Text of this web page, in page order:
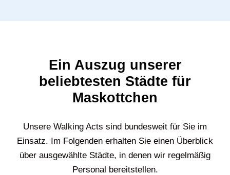
Ein Auszug unserer
beliebtesten Städte für
Maskottchen
Unsere Walking Acts sind bundesweit für Sie im
Einsatz. Im Folgenden erhalten Sie einen Überblick
über ausgewählte Städte, in denen wir regelmäßig
Personal bereitstellen.